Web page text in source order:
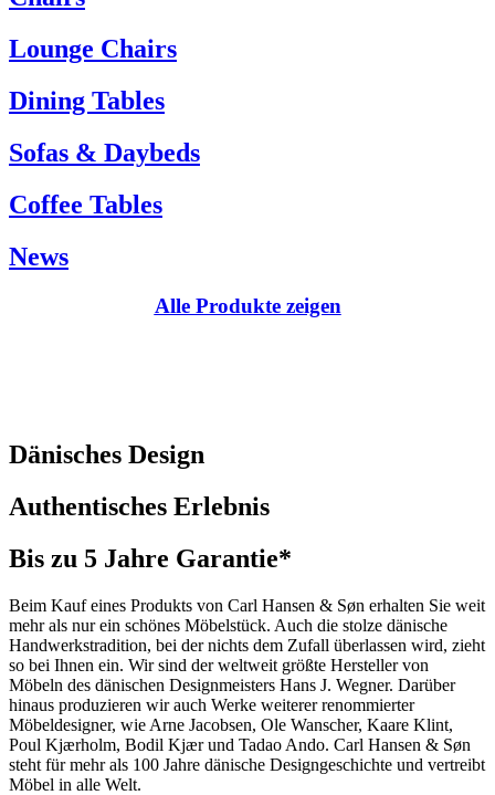
Kundenservice:
Tel.: +45 66 12 14 04
info@carlhansen.dk
Lounge Chairs
Dining Tables
Sofas & Daybeds
Coffee Tables
News
Alle Produkte zeigen
Dänisches Design
Authentisches Erlebnis
Bis zu 5 Jahre Garantie*
Beim Kauf eines Produkts von Carl Hansen & Søn erhalten Sie weit
mehr als nur ein schönes Möbelstück. Auch die stolze dänische
Handwerkstradition, bei der nichts dem Zufall überlassen wird, zieht
so bei Ihnen ein. Wir sind der weltweit größte Hersteller von
Möbeln des dänischen Designmeisters Hans J. Wegner. Darüber
hinaus produzieren wir auch Werke weiterer renommierter
Möbeldesigner, wie Arne Jacobsen, Ole Wanscher, Kaare Klint,
Poul Kjærholm, Bodil Kjær und Tadao Ando. Carl Hansen & Søn
steht für mehr als 100 Jahre dänische Designgeschichte und vertreibt
Möbel in alle Welt.